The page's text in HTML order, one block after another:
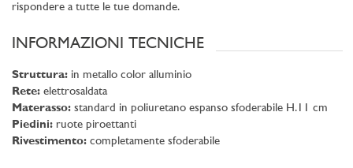
rispondere a tutte le tue domande.
INFORMAZIONI TECNICHE
Struttura: in metallo color alluminio
Rete: elettrosaldata
Materasso: standard in poliuretano espanso sfoderabile H.11 cm
Piedini: ruote piroettanti
Rivestimento: completamente sfoderabile